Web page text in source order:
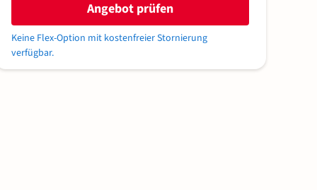
Angebot prüfen
Keine Flex-Option mit kostenfreier Stornierung
verfügbar.